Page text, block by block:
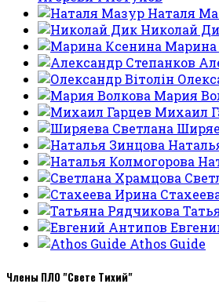
Наталя
Николай
Марина
Мария
Михаил
Athos Guide
Члены ПЛО "Свете Тихий"